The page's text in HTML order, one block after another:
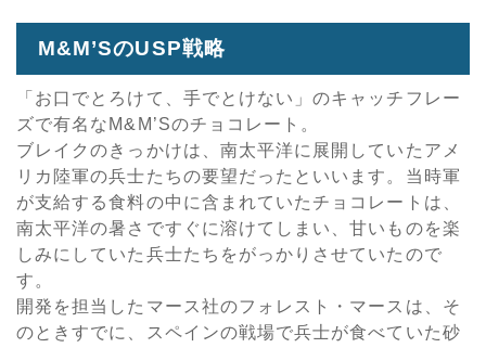
M&M’SのUSP戦略
「お口でとろけて、手でとけない」のキャッチフレー
ズで有名なM&M’Sのチョコレート。
ブレイクのきっかけは、南太平洋に展開していたアメ
リカ陸軍の兵士たちの要望だったといいます。当時軍
が支給する食料の中に含まれていたチョコレートは、
南太平洋の暑さですぐに溶けてしまい、甘いものを楽
しみにしていた兵士たちをがっかりさせていたので
す。
開発を担当したマース社のフォレスト・マースは、そ
のときすでに、スペインの戦場で兵士が食べていた砂